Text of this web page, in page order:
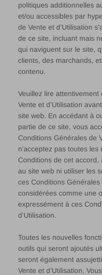
politiques additionnelles
et/ou accessibles par
de Vente et d’Utilisation
de ce site, incluant mais
qui naviguent sur le site,
clients, des marchands,
contenu.
Veuillez lire
Vente et d’Utilisation
site web. En accédant à
partie de ce site, vous
Conditions Générales de
n’acceptez pas toutes
Conditions de cet
au site web ni utiliser les
ces Conditions Générales
considérées comme une
expressément à ces
d’Utilisation.
Toutes les nouvelles
outils qui seront ajoutés
seront également
Vente et d’Utilisation.